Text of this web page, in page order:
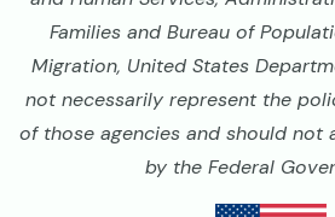
Families and Bureau of
Migration, United States
not necessarily represent the
of those agencies and should not
by the Federal